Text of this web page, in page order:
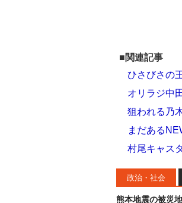
■関連記事
ひさびさの
オリラジ中
狙われる乃
まだある
村尾キャス
政治・社会
熊本地震の被災